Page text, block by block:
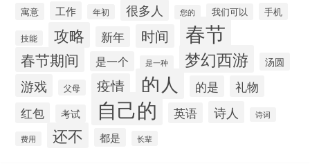
寓意 工作 年初 很多人 您的 我们可以 手机
技能 攻略 新年 时间 春节
春节期间 是一个 是一种 梦幻西游 汤圆
游戏 父母 疫情 的人 的是 礼物
红包 考试 自己的 英语 诗人 诗词
费用 还不 都是 长辈